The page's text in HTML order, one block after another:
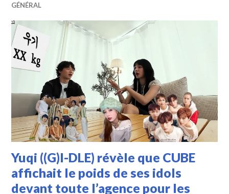
GÉNÉRAL
Yuqi ((G)I-DLE) révèle que CUBE
affichait le poids de ses idols
devant toute l’agence pour les